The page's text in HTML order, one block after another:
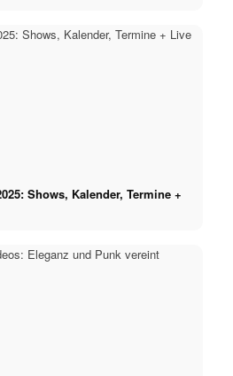
Shows, Kalender, Termine +